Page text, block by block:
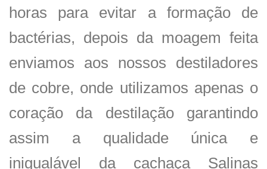
horas para evitar a formação de
bactérias, depois da moagem feita
enviamos aos nossos destiladores
de cobre, onde utilizamos apenas o
coração da destilação garantindo
assim a qualidade única e
inigualável da cachaça Salinas